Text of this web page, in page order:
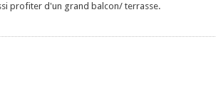
profiter d'un grand balcon/ terrasse.